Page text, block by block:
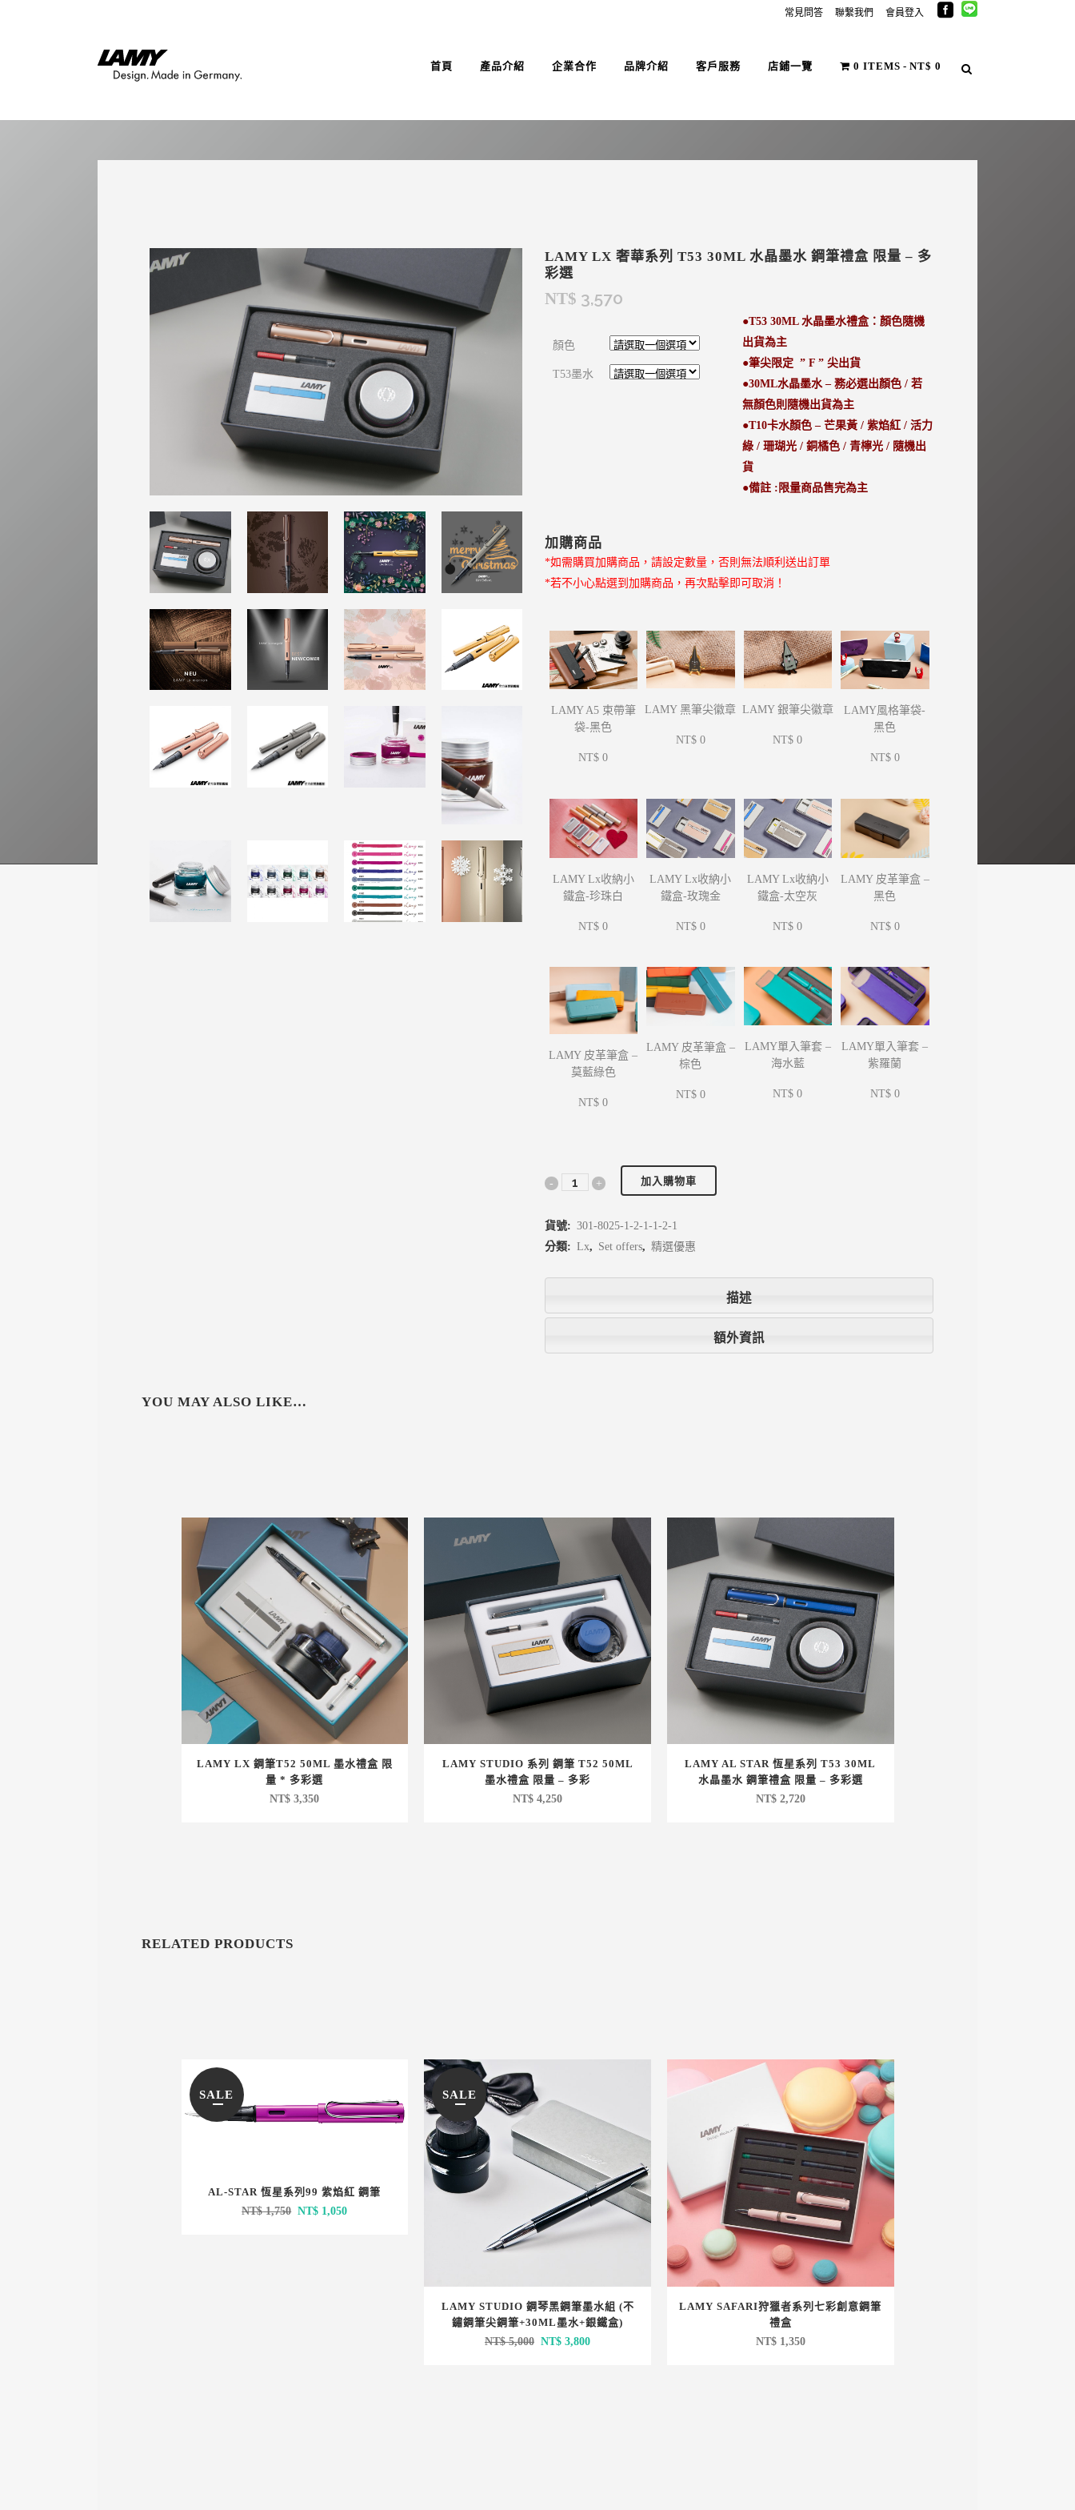
常見問答 聯繫我們 會員登入
首頁 產品介紹 企業合作 品牌介紹 客戶服務 店鋪一覽 0 ITEMS NT$ 0
LAMY LX 奢華系列 T53 30ML 水晶墨水 鋼筆禮盒 限量 – 多
彩選
NT$ 3,570
●T53 30ML 水晶墨水禮盒：顏色隨機
出貨為主
●筆尖限定 ” F ” 尖出貨
●30ML水晶墨水 – 務必選出顏色 / 若
無顏色則隨機出貨為主
●T10卡水顏色 – 芒果黃 / 紫焰紅 / 活力
綠 / 珊瑚光 / 銅橘色 / 青檸光 / 隨機出
貨
●備註 :限量商品售完為主
顏色
T53墨水
加購商品
*如需購買加購商品，請設定數量，否則無法順利送出訂單
*若不小心點選到加購商品，再次點擊即可取消！
LAMY A5 束帶筆
袋-黑色
NT$ 0
LAMY 黑筆尖徽章
NT$ 0
LAMY 銀筆尖徽章
NT$ 0
LAMY風格筆袋-
黑色
NT$ 0
LAMY Lx收納小
鐵盒-珍珠白
NT$ 0
LAMY Lx收納小
鐵盒-玫瑰金
NT$ 0
LAMY Lx收納小
鐵盒-太空灰
NT$ 0
LAMY 皮革筆盒 –
黑色
NT$ 0
LAMY 皮革筆盒 –
莫藍綠色
NT$ 0
LAMY 皮革筆盒 –
棕色
NT$ 0
LAMY單入筆套 –
海水藍
NT$ 0
LAMY單入筆套 –
紫羅蘭
NT$ 0
加入購物車
貨號: 301-8025-1-2-1-1-2-1
分類: Lx, Set offers, 精選優惠
描述
額外資訊
YOU MAY ALSO LIKE…
LAMY LX 鋼筆T52 50ML 墨水禮盒 限
量 * 多彩選
NT$ 3,350
LAMY STUDIO 系列 鋼筆 T52 50ML
墨水禮盒 限量 – 多彩
NT$ 4,250
LAMY AL STAR 恆星系列 T53 30ML
水晶墨水 鋼筆禮盒 限量 – 多彩選
NT$2,720
RELATED PRODUCTS
SALE
AL-STAR 恆星系列99 紫焰紅 鋼筆
NT$1,750 原
NT$ 1,050目
SALE
LAMY STUDIO 鋼琴黑鋼筆墨水組 (不
鏽鋼筆尖鋼筆+30ML墨水+銀鐵盒)
NT$5,000 原
NT$ 3,800目
LAMY SAFARI狩獵者系列七彩創意鋼筆
禮盒
NT$1,350